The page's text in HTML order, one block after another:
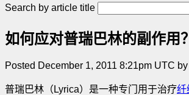
Search by article title
如何应对普瑞巴林的副作用？
Posted December 1, 2011 8:21pm UTC
普瑞巴林（Lyrica）是一种专门用于治疗纤